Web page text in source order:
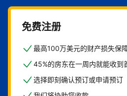
住宿加早
免费注册
最高100万美元的财产损失保
45%的房东在一周内就能收到
选择即刻确认预订或申请预订